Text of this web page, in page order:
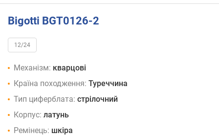
Bigotti BGT0126-2
12/24
Механізм: кварцові
Країна походження: Туреччина
Тип циферблата: стрілочний
Корпус: латунь
Ремінець: шкіра